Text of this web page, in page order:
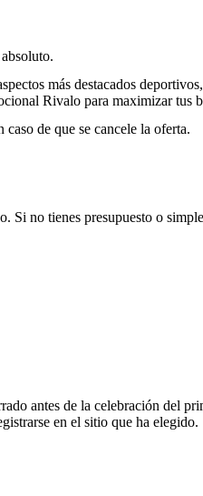
más destacados
Rivalo para maximizar tus
de que se cancele la oferta.
no tienes presupuesto o
antes de la celebración del
en el sitio que ha elegido.